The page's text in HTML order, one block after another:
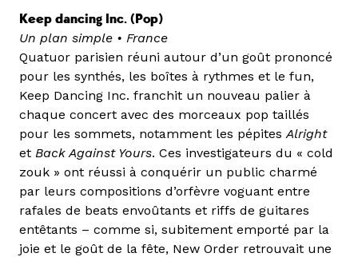
Keep dancing Inc. (Pop)
Un plan simple • France
Quatuor parisien réuni autour d’un goût prononcé
pour les synthés, les boîtes à rythmes et le fun,
Keep Dancing Inc. franchit un nouveau palier à
chaque concert avec des morceaux pop taillés
pour les sommets, notamment les pépitesAlright
et Back Against Yours. Ces investigateurs du « cold
zouk » ont réussi à conquérir un public charmé
par leurs compositions d’orfèvre voguant entre
rafales de beats envoûtants et riffs de guitares
entêtants – comme si, subitement emporté par la
joie et le goût de la fête, New Order retrouvait une